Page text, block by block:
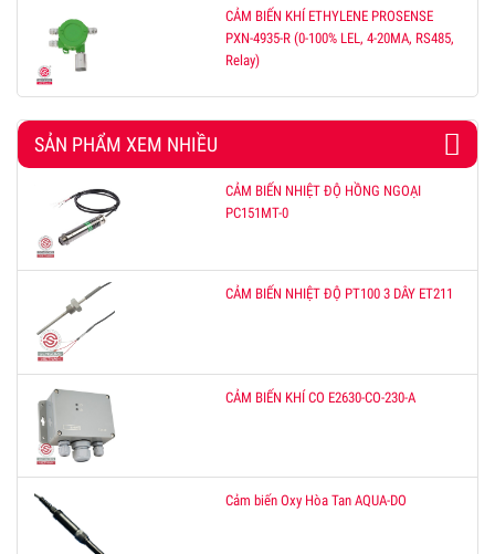
CẢM BIẾN KHÍ ETHYLENE PROSENSE
PXN-4935-R (0-100% LEL, 4-20MA, RS485,
Relay)
SẢN PHẨM XEM NHIỀU
CẢM BIẾN NHIỆT ĐỘ HỒNG NGOẠI
PC151MT-0
CẢM BIẾN NHIỆT ĐỘ PT100 3 DÂY ET211
CẢM BIẾN KHÍ CO E2630-CO-230-A
Cảm biến Oxy Hòa Tan AQUA-DO